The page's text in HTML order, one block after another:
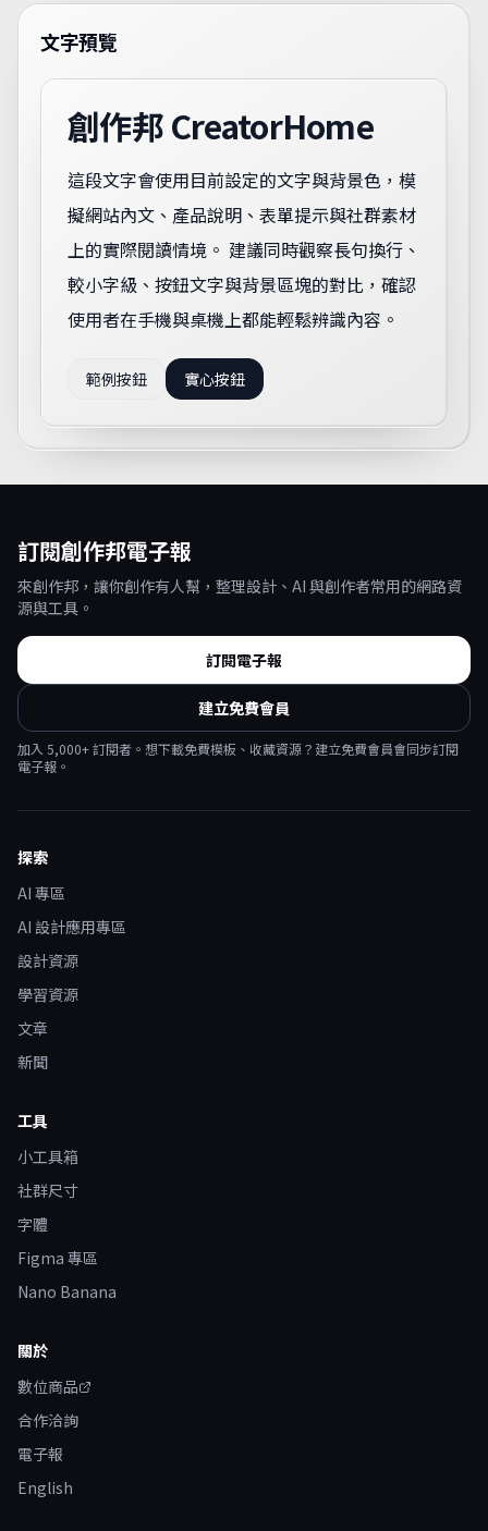
文字預覽
創作邦 CreatorHome
這段文字會使用目前設定的文字與背景色，模
擬網站內文、產品說明、表單提示與社群素材
上的實際閱讀情境。 建議同時觀察長句換行、
較小字級、按鈕文字與背景區塊的對比，確認
使用者在手機與桌機上都能輕鬆辨識內容。
範例按鈕 實心按鈕
訂閱創作邦電子報
來創作邦，讓你創作有人幫，整理設計、AI 與創作者常用的網路資
源與工具。
訂閱電子報
建立免費會員
加入 5,000+ 訂閱者。想下載免費模板、收藏資源？建立免費會員會同步訂閱
電子報。
探索
AI 專區
AI 設計應用專區
設計資源
學習資源
文章
新聞
工具
小工具箱
社群尺寸
字體
Figma 專區
Nano Banana
關於
數位商品
合作洽詢
電子報
English